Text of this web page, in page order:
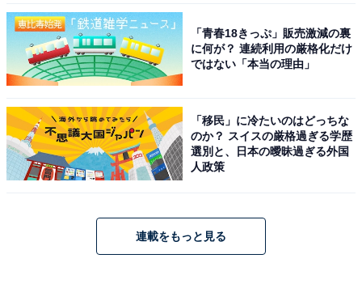
「青春18きっぷ」販売激減の裏
に何が？ 連続利用の厳格化だけ
ではない「本当の理由」
「移民」に冷たいのはどっちな
のか？ スイスの厳格過ぎる学歴
選別と、日本の曖昧過ぎる外国
人政策
連載をもっと見る